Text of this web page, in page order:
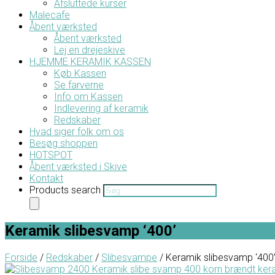
Afsluttede kurser
Malecafe
Åbent værksted
Åbent værksted
Lej en drejeskive
HJEMME KERAMIK KASSEN
Køb Kassen
Se farverne
Info om Kassen
Indlevering af keramik
Redskaber
Hvad siger folk om os
Besøg shoppen
HOTSPOT
Åbent værksted i Skive
Kontakt
Products search
Keramik slibesvamp ‘400’
Forside / Redskaber / Slibesvampe / Keramik slibesvamp ‘400’